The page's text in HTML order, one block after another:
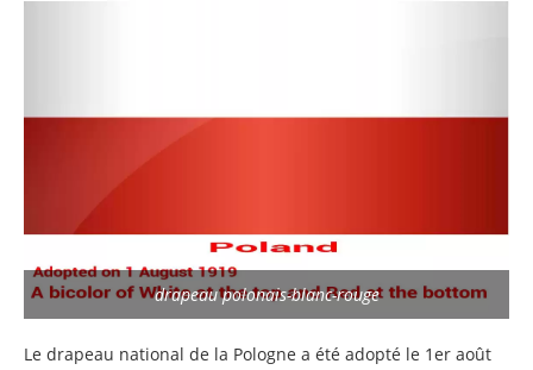
drapeau polonais-blanc-rouge
Le drapeau national de la Pologne a été adopté le 1er août